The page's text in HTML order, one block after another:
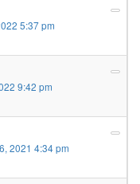
5:37 pm
9:42 pm
2021 4:34 pm